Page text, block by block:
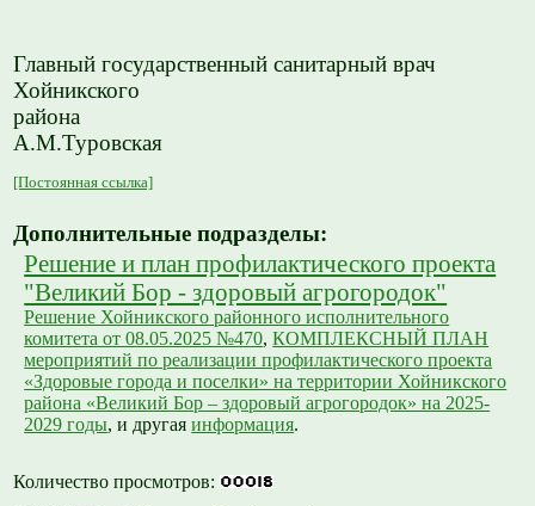
Главный государственный санитарный врач
Хойникского
района
А.М.Туровская
[Постоянная ссылка]
Дополнительные подразделы:
Решение и план профилактического проекта
"Великий Бор - здоровый агрогородок"
Решение Хойникского районного исполнительного
комитета от 08.05.2025 №470,КОМПЛЕКСНЫЙ ПЛАН
мероприятий по реализации профилактического проекта
«Здоровые города и поселки» на территории Хойникского
района «Великий Бор – здоровый агрогородок» на 2025-
2029 годы, и другаяинформация.
Количество просмотров: